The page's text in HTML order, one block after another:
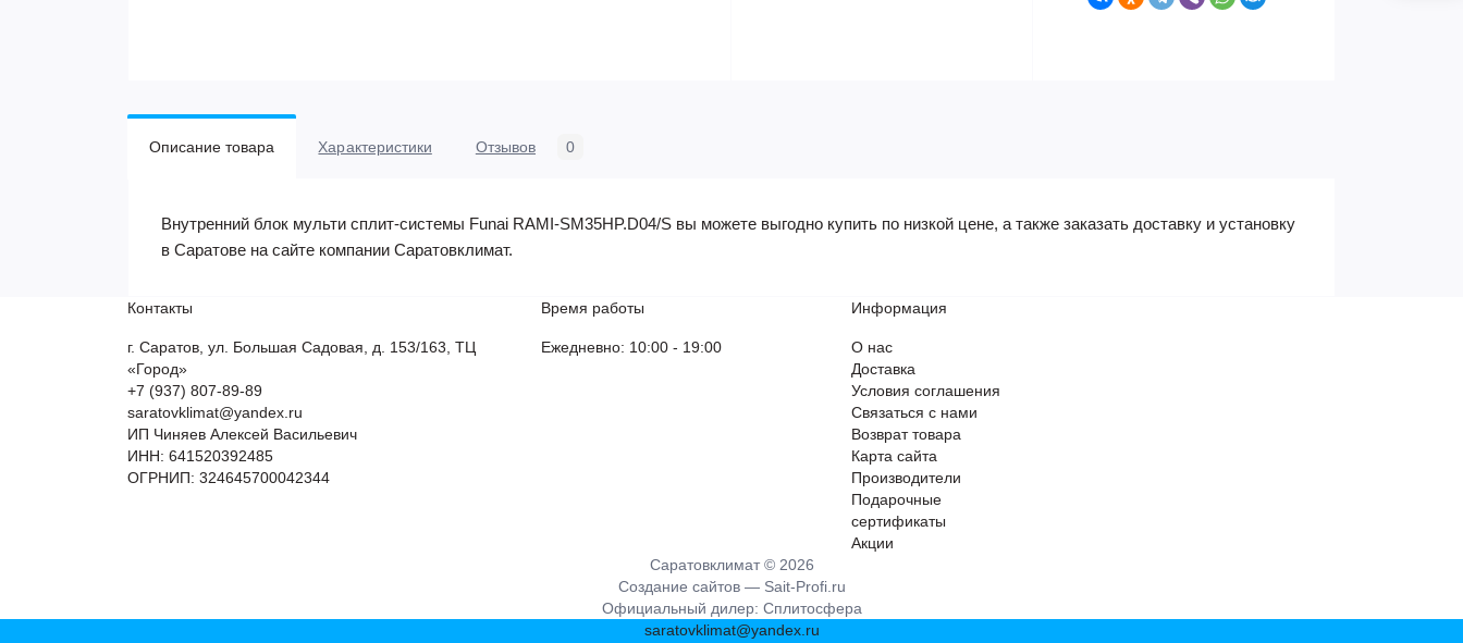
Описание товара Характеристики Отзывов 0
Внутренний блок мульти сплит-системы Funai RAMI-SM35HP.D04/S вы можете выгодно купить по низкой цене, а также заказать доставку и установку
в Саратове на сайте компании Саратовклимат.
Контакты
г. Саратов, ул. Большая Садовая, д. 153/163, ТЦ
«Город»
+7 (937) 807-89-89
saratovklimat@yandex.ru
ИП Чиняев Алексей Васильевич
ИНН: 641520392485
ОГРНИП: 324645700042344
Время работы
Ежедневно: 10:00 - 19:00
Информация
О нас
Доставка
Условия соглашения
Связаться с нами
Возврат товара
Карта сайта
Производители
Подарочные
сертификаты
Акции
Саратовклимат © 2026
Создание сайтов — Sait-Profi.ru
Официальный дилер: Сплитосфера
saratovklimat@yandex.ru